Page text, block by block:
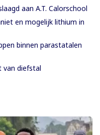
aan A.T. Calorschool
en mogelijk lithium in
binnen parastatalen
van diefstal